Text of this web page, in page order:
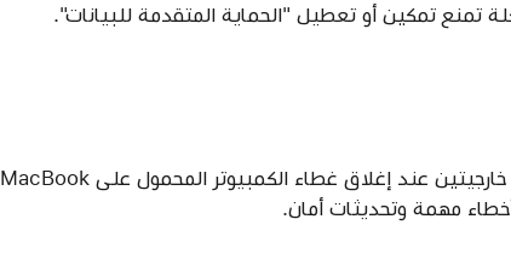
تمكين أو تعطيل "الحماية المتقدمة للبيانات".
يضيف هذا التحديث دعمًا لاستخدام ما يصل إلى شاشتين خارجيتين عند إغلاق غطاء الكمبيوتر المحمول على MacBook